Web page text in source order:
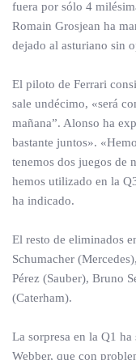
fuera por sólo 4
Romain Grosjean ha
dejado al asturiano sin
El piloto de Ferrari
sale undécimo, «será
mañana”. Alonso ha
bastante juntos».
tenemos dos juegos de
hemos utilizado en la
ha indicado.
El resto de eliminados
Schumacher
Pérez (Sauber), Bruno
(Caterham).
La sorpresa en la Q1
Webber, que con